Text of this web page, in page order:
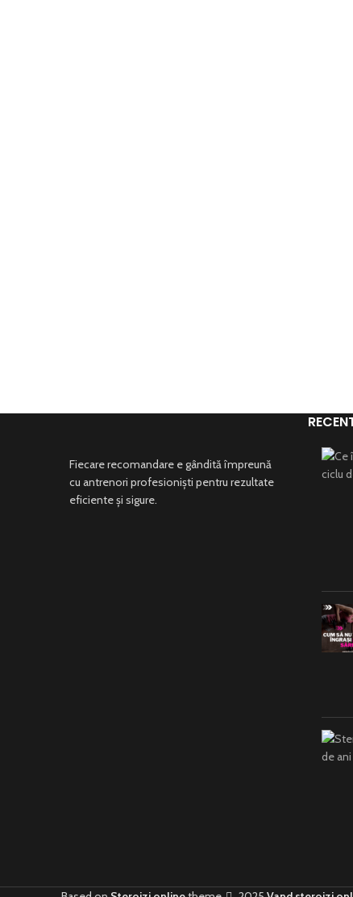
Fiecare recomandare e gândită împreună
cu antrenori profesioniști pentru rezultate
eficiente și sigure.